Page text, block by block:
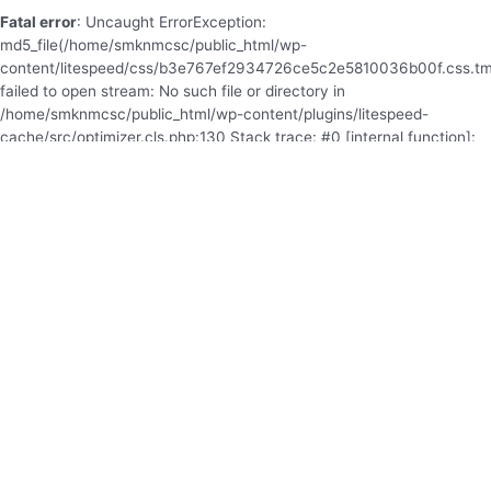
Fatal error: Uncaught ErrorException:
md5_file(/home/smknmcsc/public_html/wp-
content/litespeed/css/
failed to open stream: No such file or directory in
/home/smknmcsc/public_html/wp-content/plugins/litespeed-
cache/src/optimizer.cls.php:130 Stack trace: #0 [internal function]: